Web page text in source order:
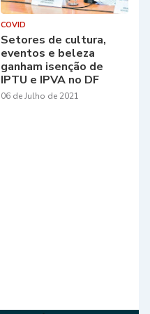
COVID
Setores de cultura,
eventos e beleza
ganham isenção de
IPTU e IPVA no DF
06 de Julho de 2021